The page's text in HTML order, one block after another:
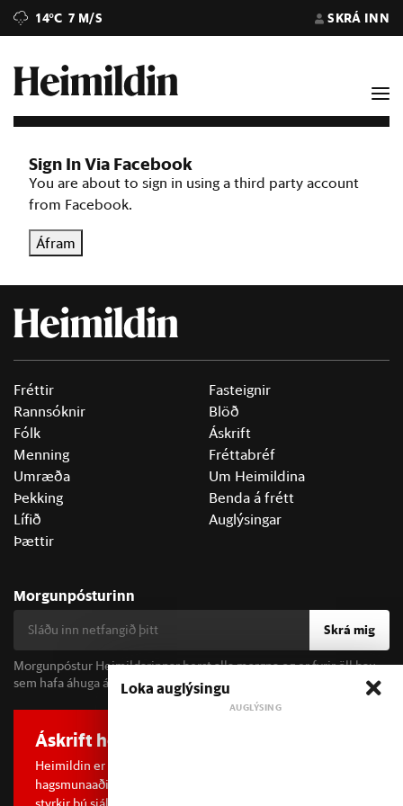
14°C 7 M/S SKRÁ INN
Sign In Via Facebook
You are about to sign in using a third party account
from Facebook.
Áfram
Fréttir
Rannsóknir
Fólk
Menning
Umræða
Þekking
Lífið
Þættir
Fasteignir
Blöð
Áskrift
Fréttabréf
Um Heimildina
Benda á frétt
Auglýsingar
Morgunpósturinn
Skrá mig
Morgunpóstur Heimildarinnar berst alla morgna og er fyrir öll þau
sem hafa áhuga á fréttum og þjóðfélagsumræðu.
Áskrift hefur áhrif
Heimildin er í dreifðu eignarhaldi og óháð
hagsmunaaðilum. Með því að kaupa áskrift að Heimildinni
Loka auglýsingu